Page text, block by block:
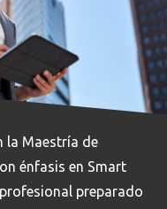
la Maestría de
énfasis en Smart
preparado